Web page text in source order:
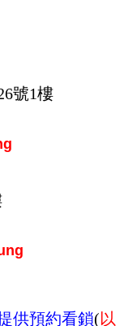
號1樓
供預約看鎖(以